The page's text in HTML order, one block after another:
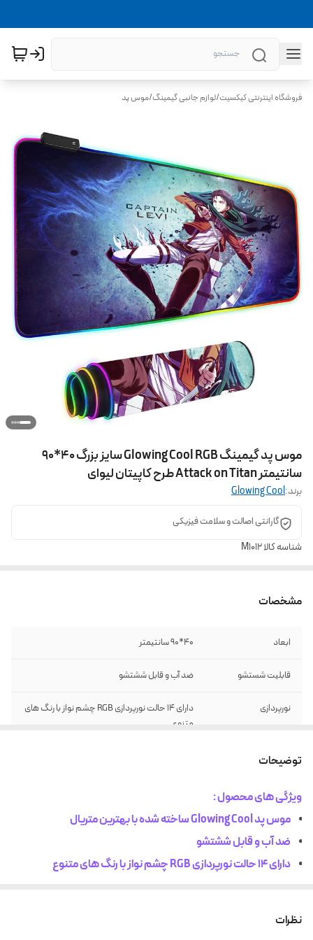
فروشگاه اینترنتی کیکسیت/لوازم جانبی گیمینگ/موس پد
موس پد گیمینگ Glowing Cool RGB سایز بزرگ 40*90
سانتیمتر Attack on Titan طرح کاپیتان لیوای
برند:Glowing Cool
گارانتی اصالت و سلامت فیزیکی
شناسه کالاM1012
مشخصات
ابعاد 40*90 سانتیمتر
قابلیت شستشو ضد آب و قابل ششتشو
نورپردازی
دارای 14 حالت نورپردازی RGB چشم نواز با رنگ های
متنوع
جنس زیره
جنس رویه
نوع اتصال اتصال از طریق کابل USB
توضیحات
ویژگی های محصول :
موس پد Glowing Cool ساخته شده با بهترین متریال
ضد آب و قابل ششتشو
دارای 14 حالت نورپردازی RGB چشم نواز با رنگ های متنوع
اتصال از طریق کابل USB
نظرات